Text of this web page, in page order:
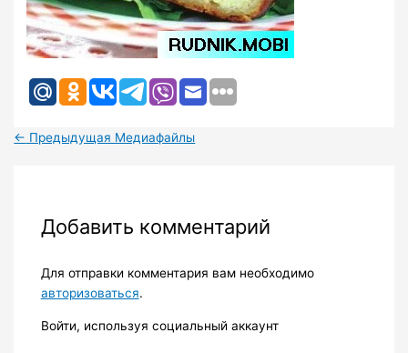
← Предыдущая Медиафайлы
Добавить комментарий
Для отправки комментария вам необходимо
авторизоваться.
Войти, используя социальный аккаунт